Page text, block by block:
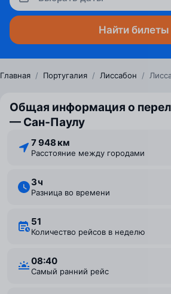
Найти билеты
Главная / Португалия / Лиссабон /
Общая информация о
— Сан‑Паулу
7 948 км
Расстояние между городами
3 ⁠ч
Разница во времени
51
Количество рейсов в неделю
08:40
Самый ранний рейс